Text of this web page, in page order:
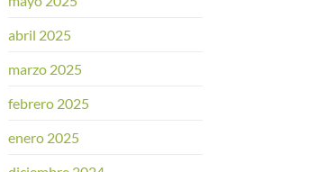
abril 2025
marzo 2025
febrero 2025
enero 2025